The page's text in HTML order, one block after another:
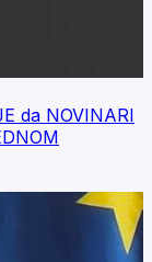
da NOVINARI